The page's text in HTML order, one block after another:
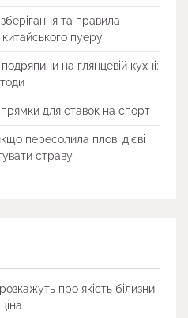
та правила
пуеру
на глянцевій кухні:
для ставок на спорт
пересолила плов: дієві
страву
про якість білизни